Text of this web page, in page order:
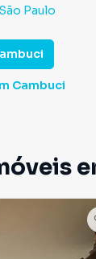
Paulo
Cambuci